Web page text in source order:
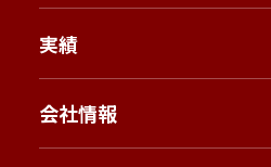
実績
会社情報